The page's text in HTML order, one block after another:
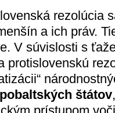
rezolúcia
a ich práv.
V súvislosti s
protislovenskú
štátov
prístupom